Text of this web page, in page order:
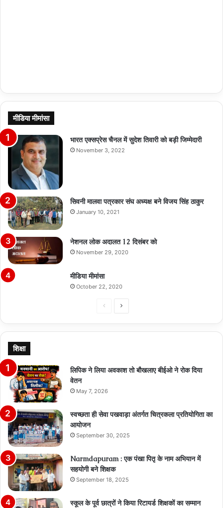
मीडिया मीमांसा
भारत एक्सप्रेस चैनल में सुदेश तिवारी को बड़ी जिम्मेदारी
November 3, 2022
सिवनी मालवा पत्रकार संघ अध्यक्ष बने विजय सिंह ठाकुर
January 10, 2021
नेशनल लोक अदालत 12 दिसंबर को
November 29, 2020
मीडिया मीमांसा
October 22, 2020
PreviousNext
शिक्षा
लिपिक ने लिया अवकाश तो बौखलाए बीईओ ने रोक दिया
वेतन
May 7, 2026
स्वच्छता ही सेवा पखवाड़ा अंतर्गत चित्रकला प्रतियोगिता का
आयोजन
September 30, 2025
Narmdapuram : एक पंखा पितृ के नाम अभियान में
सहयोगी बने शिक्षक
September 18, 2025
स्कूल के पूर्व छात्रों ने किया रिटायर्ड शिक्षकों का सम्मान